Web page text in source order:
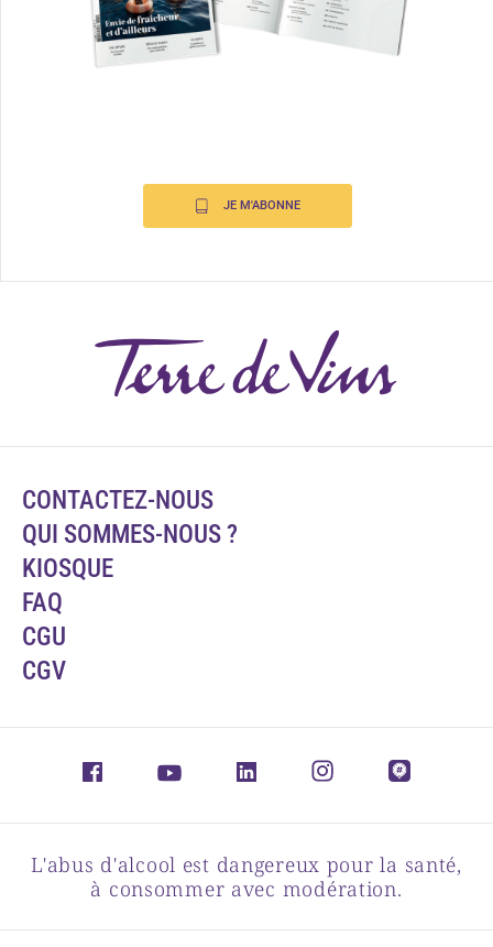
JE M'ABONNE
CONTACTEZ-NOUS
QUI SOMMES-NOUS ?
KIOSQUE
FAQ
CGU
CGV
L'abus d'alcool est dangereux pour la santé,
à consommer avec modération.